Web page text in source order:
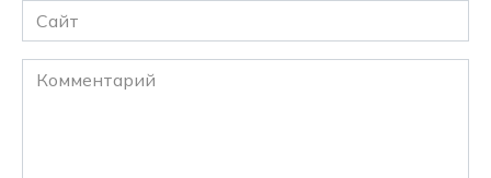
Сайт
Комментарий